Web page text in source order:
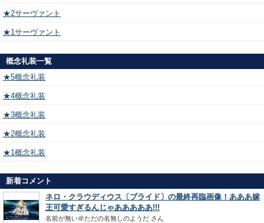
★2サーヴァント
★1サーヴァント
概念礼装一覧
★5概念礼装
★4概念礼装
★3概念礼装
★2概念礼装
★1概念礼装
新着コメント
ネロ・クラウディウス〔ブライド〕の最終再臨画像！あああ嫁
王可愛すぎるんじゃあああああ!!!
名前が無い＠ただの名無しのようだ さん